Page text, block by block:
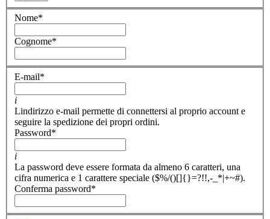
Nome*
Cognome*
E-mail*
i
Lindirizzo e-mail permette di connettersi al proprio account e
seguire la spedizione dei propri ordini.
Password*
i
La password deve essere formata da almeno 6 caratteri, una
cifra numerica e 1 carattere speciale ($%/()[]{}=?!!,-_*|+~#).
Conferma password*